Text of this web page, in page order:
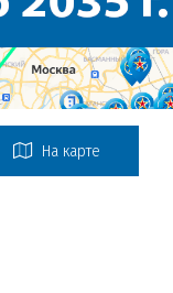
На карте